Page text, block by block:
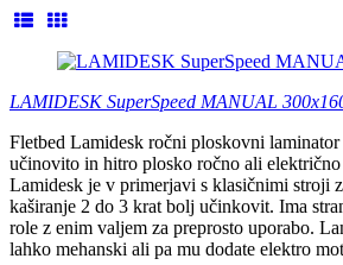
LAMIDESK SuperSpeed MANUAL
Fletbed Lamidesk ročni ploskovni
učinovito in hitro plosko ročno ali
Lamidesk je v primerjavi s klasičnimi stroji
kaširanje 2 do 3 krat bolj učinkovit. Ima
role z enim valjem za preprosto uporabo.
lahko mehanski ali pa mu dodate elektro